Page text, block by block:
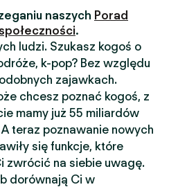
naszych Porad
.
ludzi. Szukasz kogoś o
k-pop? Bez względu
zajawkach.
chcesz poznać kogoś, z
mamy już 55 miliardów
teraz poznawanie nowych
się funkcje, które
zwrócić na siebie uwagę.
dorównają Ci w